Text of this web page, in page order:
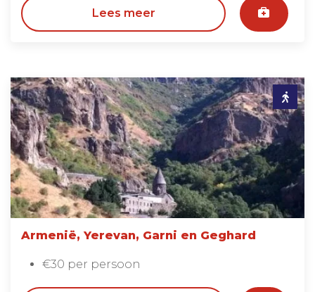
Lees meer
Armenië, Yerevan, Garni en Geghard
€30 per persoon